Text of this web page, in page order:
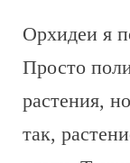
Орхидеи я
Просто
растения,
так,